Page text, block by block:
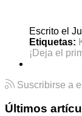
Escrito el
Etiquetas:
¡Deja el
Suscribirse a
Últimos